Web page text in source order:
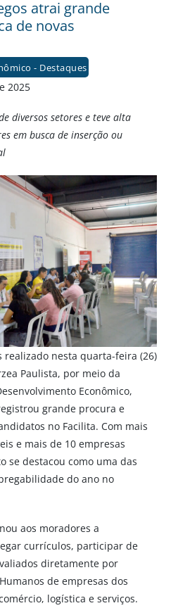
atrai grande
de novas
- Destaques
2025
diversos setores e teve alta
em busca de inserção ou
realizado nesta quarta-feira (26)
Paulista, por meio da
Econômico,
grande procura e
no Facilita. Com mais
e mais de 10 empresas
se destacou como uma das
do ano no
aos moradores a
currículos, participar de
diretamente por
de empresas dos
logística e serviços.